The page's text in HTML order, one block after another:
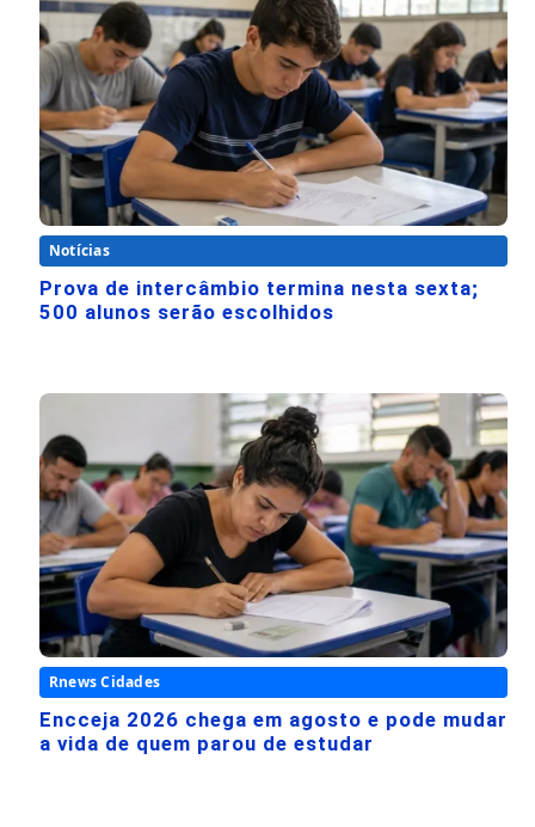
Notícias
Prova de intercâmbio termina nesta sexta;
500 alunos serão escolhidos
Rnews Cidades
Encceja 2026 chega em agosto e pode mudar
a vida de quem parou de estudar